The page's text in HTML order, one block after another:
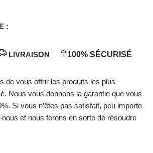
:
LIVRAISON 100% SÉCURISÉ
de vous offrir les produits les plus
Nous vous donnons la garantie que vous
Si vous n’êtes pas satisfait, peu importe
et nous ferons en sorte de résoudre